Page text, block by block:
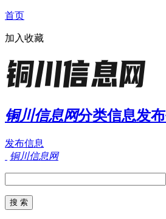
首页
加入收藏
铜川信息网分类信息发
发布信息
铜川信息网